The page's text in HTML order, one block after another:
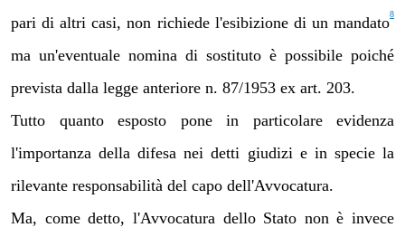
pari di altri casi, non richiede l'esibizione di un mandato8
ma un'eventuale nomina di sostituto è possibile poiché
prevista dalla legge anteriore n. 87/1953 ex art. 203.
Tutto quanto esposto pone in particolare evidenza
l'importanza della difesa nei detti giudizi e in specie la
rilevante responsabilità del capo dell'Avvocatura.
Ma, come detto, l'Avvocatura dello Stato non è invece